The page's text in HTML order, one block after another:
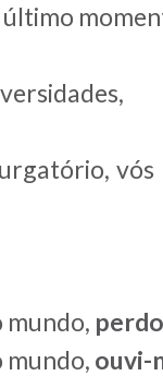
mundo,
mundo, ouvi-